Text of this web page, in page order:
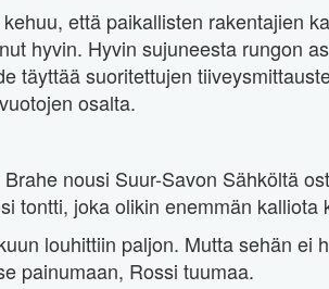
että paikallisten rakentajien
hyvin. Hyvin sujuneesta rungon
täyttää suoritettujen
osalta.
nousi Suur-Savon Sähköltä
tontti, joka olikin enemmän kalliota
louhittiin paljon. Mutta sehän ei
painumaan, Rossi tuumaa.